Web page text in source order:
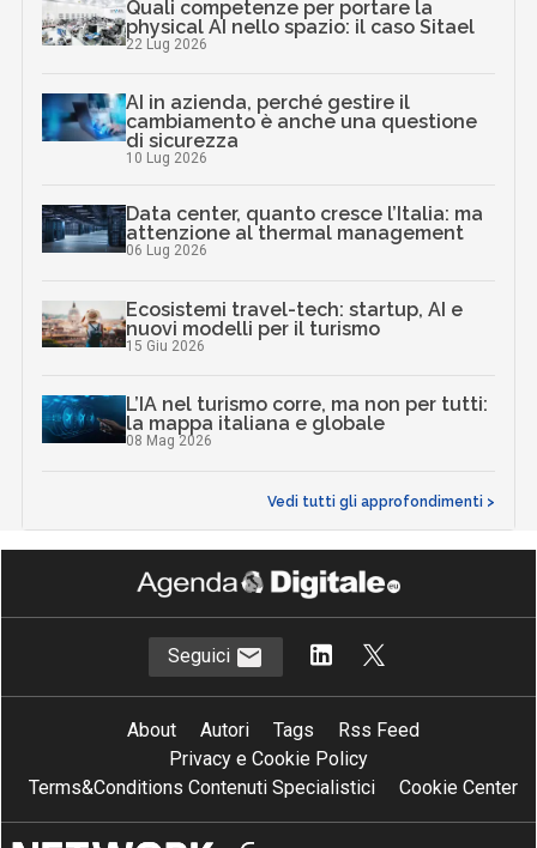
Quali competenze per portare la
physical AI nello spazio: il caso Sitael
22 Lug 2026
AI in azienda, perché gestire il
cambiamento è anche una questione
di sicurezza
10 Lug 2026
Data center, quanto cresce l’Italia: ma
attenzione al thermal management
06 Lug 2026
Ecosistemi travel-tech: startup, AI e
nuovi modelli per il turismo
15 Giu 2026
L’IA nel turismo corre, ma non per tutti:
la mappa italiana e globale
08 Mag 2026
Vedi tutti gli approfondimenti >
Seguici
About Autori Tags
Rss Feed
Privacy e Cookie Policy
Terms&Conditions Contenuti Specialistici
Cookie Center